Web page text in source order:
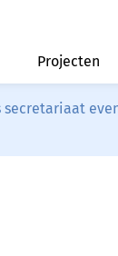
Projecten